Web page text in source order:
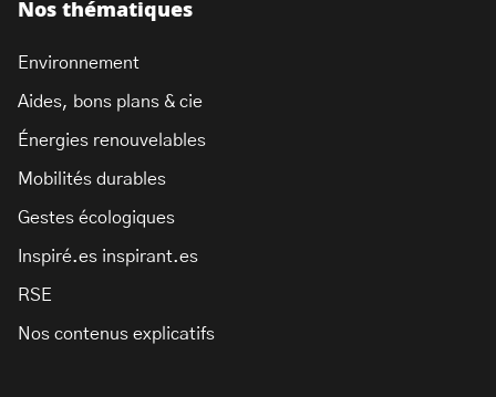
Nos thématiques
Environnement
Aides, bons plans & cie
Énergies renouvelables
Mobilités durables
Gestes écologiques
Inspiré.es inspirant.es
RSE
Nos contenus explicatifs